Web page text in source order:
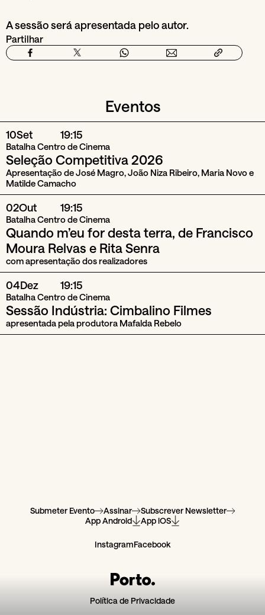
A sessão será apresentada pelo autor.
Partilhar
Eventos
10Set 19:15
Batalha Centro de Cinema
Seleção Competitiva 2026
Apresentação de José Magro, João Niza Ribeiro, Maria Novo e
Matilde Camacho
02Out 19:15
Batalha Centro de Cinema
Quando m’eu for desta terra, de Francisco
Moura Relvas e Rita Senra
com apresentação dos realizadores
04Dez 19:15
Batalha Centro de Cinema
Sessão Indústria: Cimbalino Filmes
apresentada pela produtora Mafalda Rebelo
Política de Privacidade
Submeter Evento Assinar
Subscrever Newsletter
App Android
App iOS
InstagramFacebook